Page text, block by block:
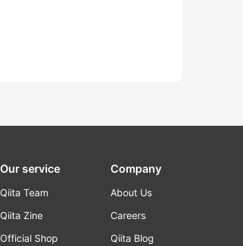
Our service
Qiita Team
Qiita Zine
Official Shop
Company
About Us
Careers
Qiita Blog